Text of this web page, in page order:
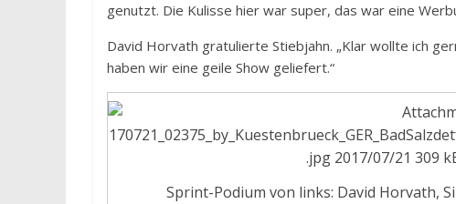
genutzt. Die Kulisse hier war super, das war eine
David Horvath gratulierte Stiebjahn. „Klar wollte ich
haben wir eine geile Show geliefert.“
Sprint-Podium von links: David Horvath,